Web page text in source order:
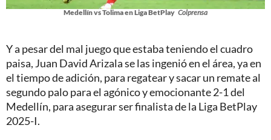
Medellín vs Tolima en Liga BetPlay Colprensa
Y a pesar del mal juego que estaba teniendo el cuadro
paisa, Juan David Arizala se las ingenió en el área, ya en
el tiempo de adición, para regatear y sacar un remate al
segundo palo para el agónico y emocionante 2-1 del
Medellín, para asegurar ser finalista de la Liga BetPlay
2025-I.